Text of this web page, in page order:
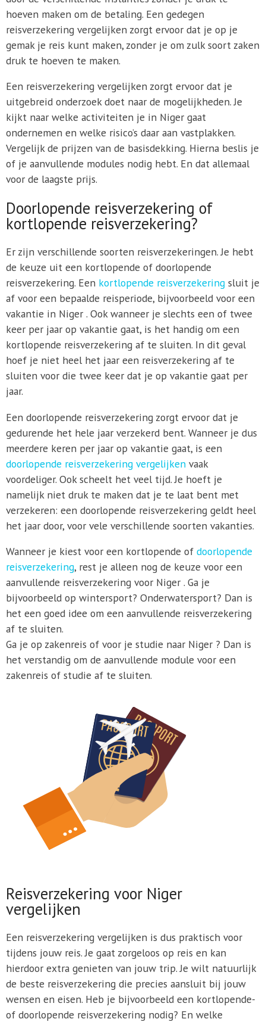
hoeven maken om de betaling. Een gedegen
reisverzekering vergelijken zorgt ervoor dat je op je
gemak je reis kunt maken, zonder je om zulk soort zaken
druk te hoeven te maken.
Een reisverzekering vergelijken zorgt ervoor dat je
uitgebreid onderzoek doet naar de mogelijkheden. Je
kijkt naar welke activiteiten je in Niger gaat
ondernemen en welke risico’s daar aan vastplakken.
Vergelijk de prijzen van de basisdekking. Hierna beslis je
of je aanvullende modules nodig hebt. En dat allemaal
voor de laagste prijs.
Doorlopende reisverzekering of
kortlopende reisverzekering?
Er zijn verschillende soorten reisverzekeringen. Je hebt
de keuze uit een kortlopende of doorlopende
reisverzekering. Een kortlopende reisverzekeringsluit je
af voor een bepaalde reisperiode, bijvoorbeeld voor een
vakantie in Niger . Ook wanneer je slechts een of twee
keer per jaar op vakantie gaat, is het handig om een
kortlopende reisverzekering af te sluiten. In dit geval
hoef je niet heel het jaar een reisverzekering af te
sluiten voor die twee keer dat je op vakantie gaat per
jaar.
Een doorlopende reisverzekering zorgt ervoor dat je
gedurende het hele jaar verzekerd bent. Wanneer je dus
meerdere keren per jaar op vakantie gaat, is een
doorlopende reisverzekering vergelijkenvaak
voordeliger. Ook scheelt het veel tijd. Je hoeft je
namelijk niet druk te maken dat je te laat bent met
verzekeren: een doorlopende reisverzekering geldt heel
het jaar door, voor vele verschillende soorten vakanties.
Wanneer je kiest voor een kortlopende of doorlopende
reisverzekering, rest je alleen nog de keuze voor een
aanvullende reisverzekering voor Niger . Ga je
bijvoorbeeld op wintersport? Onderwatersport? Dan is
het een goed idee om een aanvullende reisverzekering
af te sluiten.
Ga je op zakenreis of voor je studie naar Niger ? Dan is
het verstandig om de aanvullende module voor een
zakenreis of studie af te sluiten.
Reisverzekering voor Niger
vergelijken
Een reisverzekering vergelijken is dus praktisch voor
tijdens jouw reis. Je gaat zorgeloos op reis en kan
hierdoor extra genieten van jouw trip. Je wilt natuurlijk
de beste reisverzekering die precies aansluit bij jouw
wensen en eisen. Heb je bijvoorbeeld een kortlopende-
of doorlopende reisverzekering nodig? En welke